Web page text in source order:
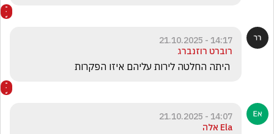
14:17 - 21.10.2025
רוברט רוזנברג
14:07 - 21.10.2025
Ela אלה